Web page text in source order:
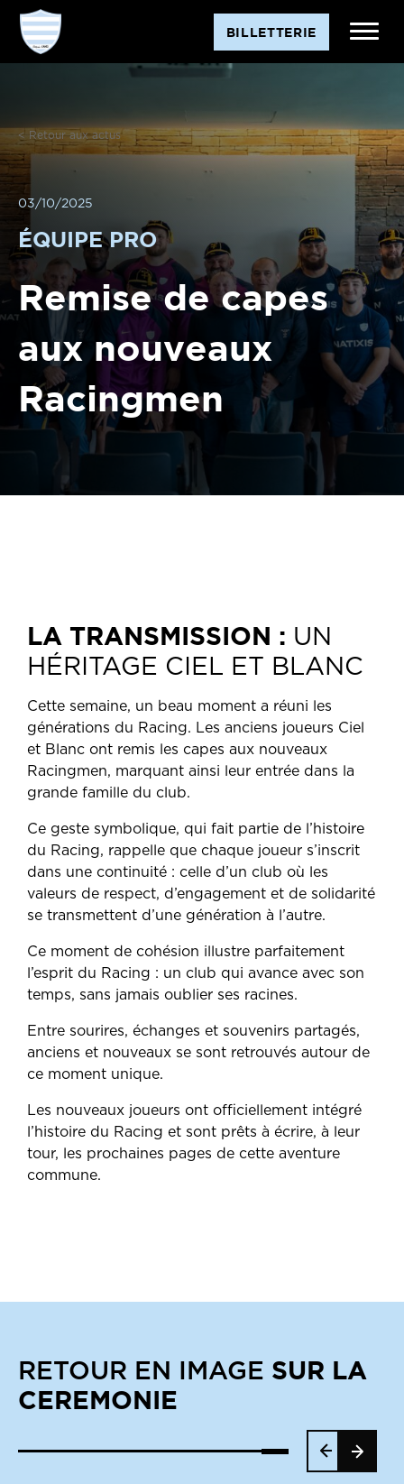
BILLETTERIE
< Retour aux actus
03/10/2025
ÉQUIPE PRO
Remise de capes
aux nouveaux
Racingmen
LA TRANSMISSION : UN
HÉRITAGE CIEL ET BLANC
Cette semaine, un beau moment a réuni les
générations du Racing. Les anciens joueurs Ciel
et Blanc ont remis les capes aux nouveaux
Racingmen, marquant ainsi leur entrée dans la
grande famille du club.
Ce geste symbolique, qui fait partie de l’histoire
du Racing, rappelle que chaque joueur s’inscrit
dans une continuité : celle d’un club où les
valeurs de respect, d’engagement et de solidarité
se transmettent d’une génération à l’autre.
Ce moment de cohésion illustre parfaitement
l’esprit du Racing : un club qui avance avec son
temps, sans jamais oublier ses racines.
Entre sourires, échanges et souvenirs partagés,
anciens et nouveaux se sont retrouvés autour de
ce moment unique.
Les nouveaux joueurs ont officiellement intégré
l’histoire du Racing et sont prêts à écrire, à leur
tour, les prochaines pages de cette aventure
commune.
RETOUR EN IMAGE SUR LA
CEREMONIE